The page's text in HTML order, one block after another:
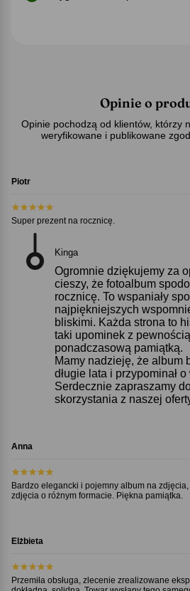
Opinie o
Opinie pochodzą od klientów, którzy
weryfikowane i publikowane
Piotr
Super prezent na rocznicę.
Kinga
Ogromnie dziękujemy za
cieszy, że fotoalbum
rocznicę. To wspaniały
najpiękniejszych
bliskimi. Każda strona to
taki upominek z
ponadczasową pamiątką.
Mamy nadzieję, że album
długie lata i przypominał
Serdecznie zapraszamy
skorzystania z naszej
Anna
Bardzo elegancki i pojemny album na
zdjęcia o różnym formacie. Piękna pamiątka.
Elżbieta
Przemiła obsługa, zlecenie zrealizowane